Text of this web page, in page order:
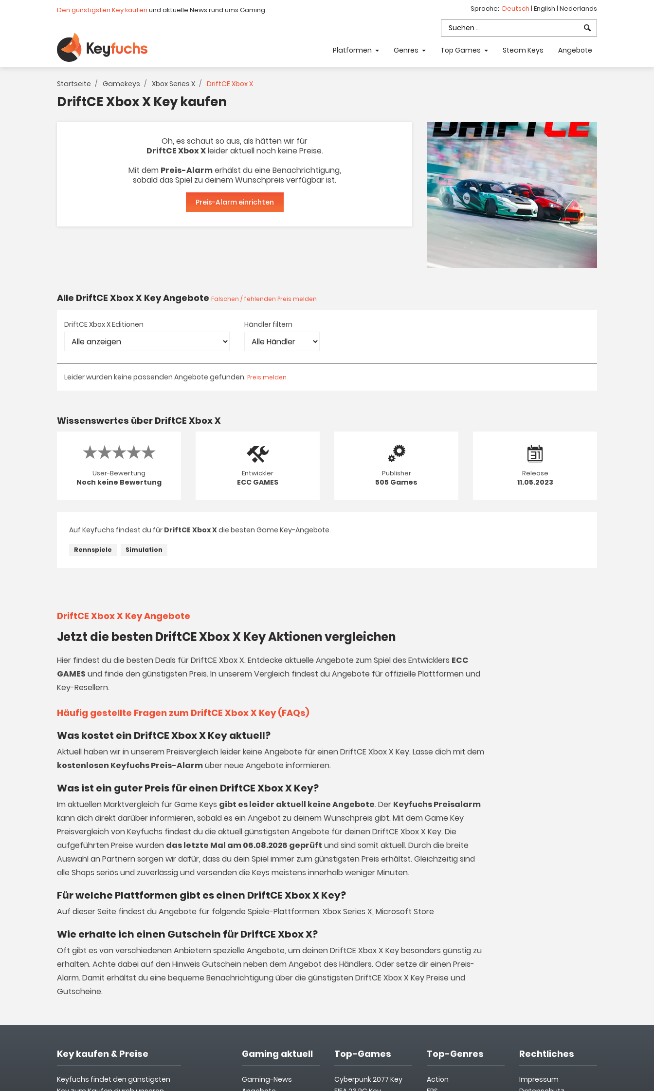
Den günstigsten Key kaufen und aktuelle News rund ums Gaming. Sprache: Deutsch | English | Nederlands
Platformen Genres Top Games Steam Keys Angebote
Startseite Gamekeys Xbox Series X DriftCE Xbox X
DriftCE Xbox X Key kaufen
Oh, es schaut so aus, als hätten wir für
DriftCE Xbox Xleider aktuell noch keine Preise.
Mit dem Preis-Alarmerhälst du eine Benachrichtigung,
sobald das Spiel zu deinem Wunschpreis verfügbar ist.
Preis-Alarm einrichten
Alle DriftCE Xbox X Key Angebote Falschen / fehlenden Preis melden
DriftCE Xbox X Editionen Händler filtern
Leider wurden keine passenden Angebote gefunden. Preis melden
Wissenswertes über DriftCE Xbox X
User-Bewertung
Noch keine Bewertung
Entwickler
ECC GAMES
Publisher
505 Games
Release
11.05.2023
Auf Keyfuchs findest du für DriftCE Xbox Xdie besten Game Key-Angebote.
Rennspiele Simulation
DriftCE Xbox X Key Angebote
Jetzt die besten DriftCE Xbox X Key Aktionen vergleichen
Hier findest du die besten Deals für DriftCE Xbox X. Entdecke aktuelle Angebote zum Spiel des Entwicklers ECC
GAMES und finde den günstigsten Preis. In unserem Vergleich findest du Angebote für offizielle Plattformen und
Key-Resellern.
Häufig gestellte Fragen zum DriftCE Xbox X Key (FAQs)
Was kostet ein DriftCE Xbox X Key aktuell?
Aktuell haben wir in unserem Preisvergleich leider keine Angebote für einen DriftCE Xbox X Key. Lasse dich mit dem
kostenlosen Keyfuchs Preis-Alarmüber neue Angebote informieren.
Was ist ein guter Preis für einen DriftCE Xbox X Key?
Im aktuellen Marktvergleich fürGame Keys gibt es leider aktuell keine Angebote. Der Keyfuchs Preisalarm
kann dich direkt darüber informieren, sobald es ein Angebot zu deinem Wunschpreis gibt. Mit dem Game Key
Preisvergleich von Keyfuchs findest du die aktuell günstigsten Angebote für deinen DriftCE Xbox X Key. Die
aufgeführten Preise wurden das letzte Mal am 06.08.2026 geprüft und sind somit aktuell. Durch die breite
Auswahl an Partnern sorgen wir dafür, dass du dein Spiel immer zum günstigsten Preis erhältst. Gleichzeitig sind
alle Shops seriös und zuverlässig und versenden die Keys meistens innerhalb weniger Minuten.
Für welche Plattformen gibt es einen DriftCE Xbox X Key?
Auf dieser Seite findest du Angebote für folgende Spiele-Plattformen: Xbox Series X, Microsoft Store
Wie erhalte ich einen Gutschein für DriftCE Xbox X?
Oft gibt es von verschiedenen Anbietern spezielle Angebote, um deinen DriftCE Xbox X Key besonders günstig zu
erhalten. Achte dabei auf den Hinweis Gutschein neben dem Angebot des Händlers. Oder setze dir einen Preis-
Alarm. Damit erhältst du eine bequeme Benachrichtigung über die günstigsten DriftCE Xbox X Key Preise und
Gutscheine.
Key kaufen & Preise
Keyfuchs findet den günstigsten
Gaming aktuell
Gaming-News
Top-Games
Cyberpunk 2077 Key
Top-Genres
Action
Rechtliches
Impressum